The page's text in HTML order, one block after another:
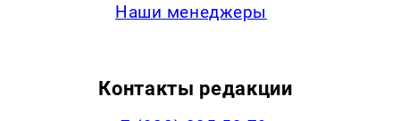
Наши менеджеры
Контакты редакции